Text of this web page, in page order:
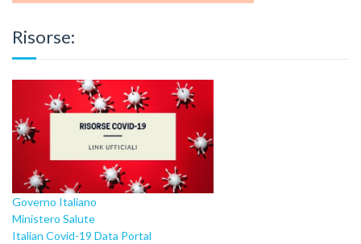
Risorse:
Governo Italiano
Ministero Salute
Italian Covid-19 Data Portal